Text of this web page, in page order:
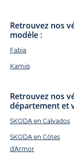
Retrouvez nos
modèle :
Fabia
Kamiq
Retrouvez nos
département et
SKODA en Calvados
SKODA en Côtes
d'Armor